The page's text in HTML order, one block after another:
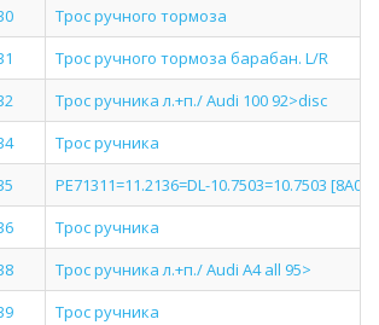
Трос ручного тормоза
Трос ручного тормоза барабан. L/R
Трос ручника л.+п./ Audi 100 92>disc
Трос ручника
PE71311=11.2136=DL-10.7503=10.7503
Трос ручника
Трос ручника л.+п./ Audi A4 all 95>
Трос ручника